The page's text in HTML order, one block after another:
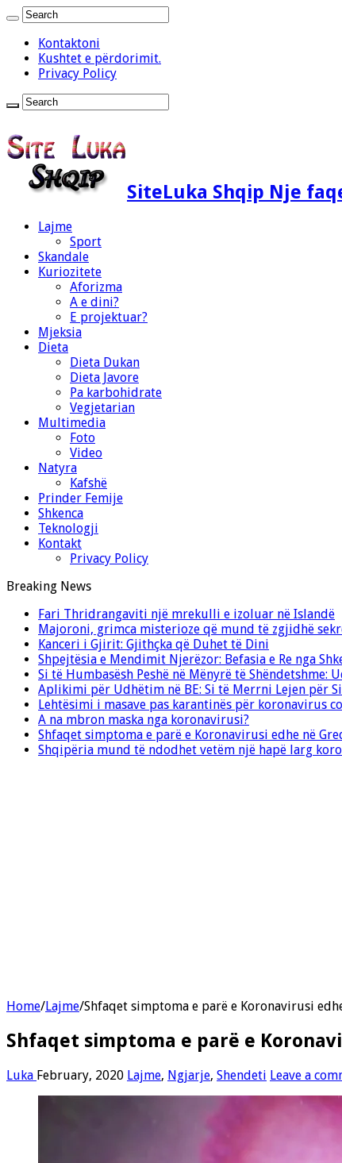
Kontaktoni
Kushtet e përdorimit.
Privacy Policy
SiteLuka Shqip Nje
Lajme
Sport
Skandale
Kuriozitete
Aforizma
A e dini?
E projektuar?
Mjeksia
Dieta
Dieta Dukan
Dieta Javore
Pa karbohidrate
Vegjetarian
Multimedia
Foto
Video
Natyra
Kafshë
Prinder Femije
Shkenca
Teknologji
Kontakt
Privacy Policy
Breaking News
Fari Thridrangaviti një mrekulli e izoluar në Islandë
Majoroni, grimca misterioze që mund të zgjidhë
Kanceri i Gjirit: Gjithçka që Duhet të Dini
Shpejtësia e Mendimit Njerëzor: Befasia e Re nga
Si të Humbasësh Peshë në Mënyrë të Shëndetshme:
Aplikimi për Udhëtim në BE: Si të Merrni Lejen për
Lehtësimi i masave pas karantinës për koronavirus
A na mbron maska nga koronavirusi?
Shfaqet simptoma e parë e Koronavirusi edhe në
Shqipëria mund të ndodhet vetëm një hapë larg
Home/Lajme/Shfaqet simptoma e parë e Koronavirusi
Shfaqet simptoma e parë e
Luka February, 2020 Lajme, Ngjarje, Shendeti Leave a